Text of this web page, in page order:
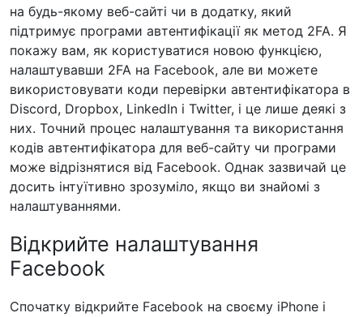
на будь-якому веб-сайті чи в додатку, який
підтримує програми автентифікації як метод 2FA. Я
покажу вам, як користуватися новою функцією,
налаштувавши 2FA на Facebook, але ви можете
використовувати коди перевірки автентифікатора в
Discord, Dropbox, LinkedIn і Twitter, і це лише деякі з
них. Точний процес налаштування та використання
кодів автентифікатора для веб-сайту чи програми
може відрізнятися від Facebook. Однак зазвичай це
досить інтуїтивно зрозуміло, якщо ви знайомі з
налаштуваннями.
Відкрийте налаштування
Facebook
Спочатку відкрийте Facebook на своєму iPhone і